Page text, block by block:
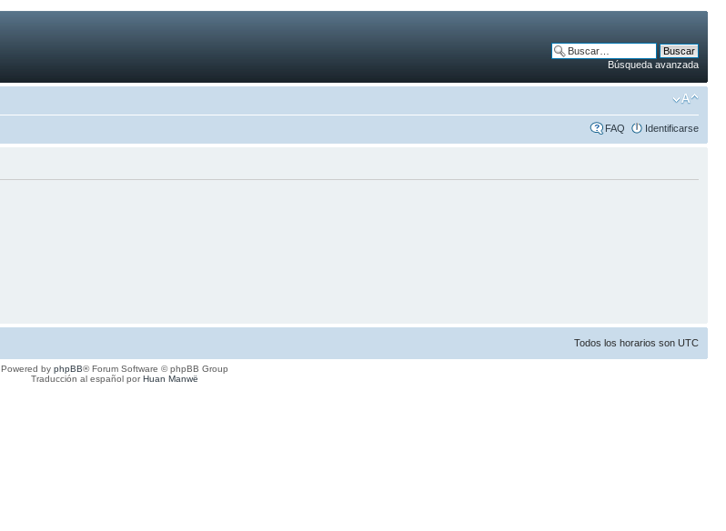
Búsqueda avanzada
FAQ Identificarse
Todos los horarios son UTC
Powered by phpBB® Forum Software © phpBB Group
Traducción al español porHuan Manwë